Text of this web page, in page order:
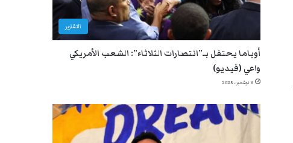
التقارير
أوباما يحتفل بـ”انتصارات الثلاثاء”: الشعب الأمريكي
واعي (فيديو)
6 نوفمبر، 2025